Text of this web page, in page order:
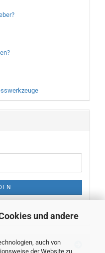
und andere
auch von
der Website zu